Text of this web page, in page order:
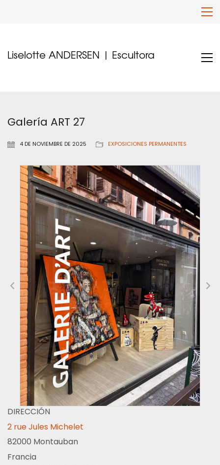
Liselotte ANDERSEN | Escultora
Galería ART 27
4 DE NOVIEMBRE DE 2025 EXPOSICIONES PERMANENTES
DIRECCIÓN
2 rue Jules Michelet
82000 Montauban
Francia